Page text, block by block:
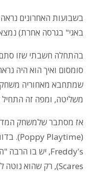
בשבועות האחרונים
באגי" בגרסה אחרת)
בהתחלה חשבתי שזו סתם
סומסום ואיך הוא היה
שמתחבא מאחוריה משחק
משליטה, ומפה זה התחיל
אז מסתבר שלמשחק
Scares), רק שהוא נוטה להיות יותר קריפי ואלים.